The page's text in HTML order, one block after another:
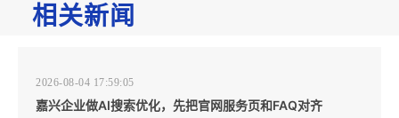
相关新闻
2026-08-04 17:59:05
嘉兴企业做AI搜索优化，先把官网服务页和FAQ对齐